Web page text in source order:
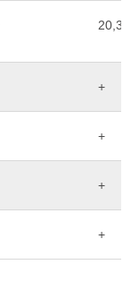
20,3
+
+
+
+